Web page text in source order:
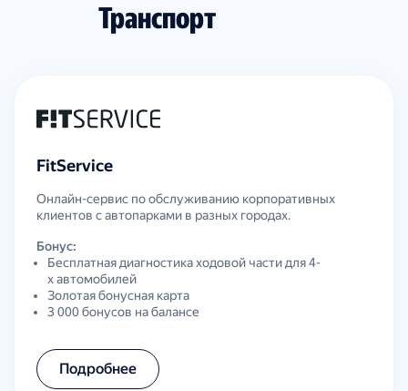
Транспорт
FitService
Онлайн-сервис по обслуживанию корпоративных
клиентов с автопарками в разных городах.
Бонус:
Бесплатная диагностика ходовой части для 4-
х автомобилей
Золотая бонусная карта
3 000 бонусов на балансе
Подробнее